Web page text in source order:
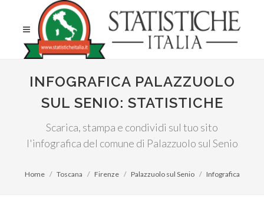
INFOGRAFICA PALAZZUOLO
SUL SENIO: STATISTICHE
Scarica, stampa e condividi sul tuo sito
l'infografica del comune di Palazzuolo sul Senio
Home Toscana Firenze Palazzuolo sul Senio Infografica